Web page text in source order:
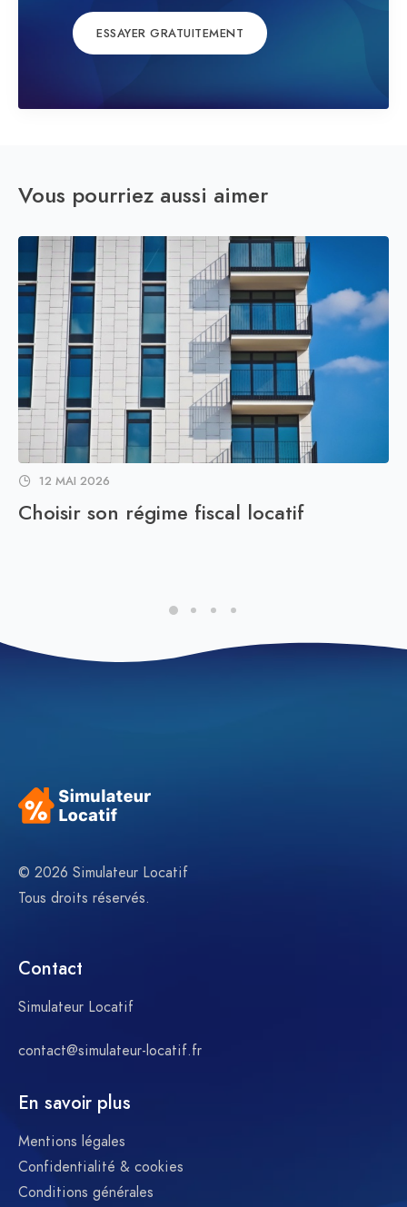
ESSAYER GRATUITEMENT
Vous pourriez aussi aimer
12 MAI 2026
Choisir son régime fiscal locatif
© 2026 Simulateur Locatif
Tous droits réservés.
Contact
Simulateur Locatif
contact@simulateur-locatif.fr
En savoir plus
Mentions légales
Confidentialité & cookies
Conditions générales